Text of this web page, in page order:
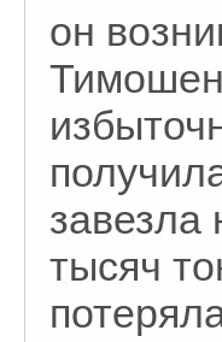
он
завезла
тысяч